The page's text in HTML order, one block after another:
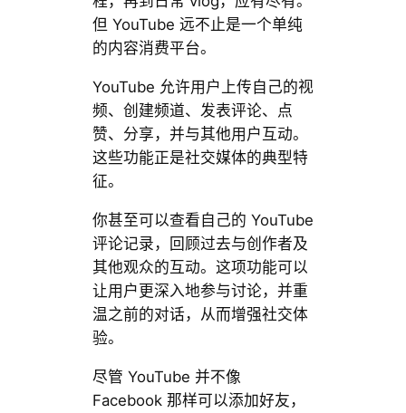
但 YouTube 远不止是一个单纯
的内容消费平台。
YouTube 允许用户上传自己的视
频、创建频道、发表评论、点
赞、分享，并与其他用户互动。
这些功能正是社交媒体的典型特
征。
你甚至可以查看自己的 YouTube
评论记录，回顾过去与创作者及
其他观众的互动。这项功能可以
让用户更深入地参与讨论，并重
温之前的对话，从而增强社交体
验。
尽管 YouTube 并不像
Facebook 那样可以添加好友，